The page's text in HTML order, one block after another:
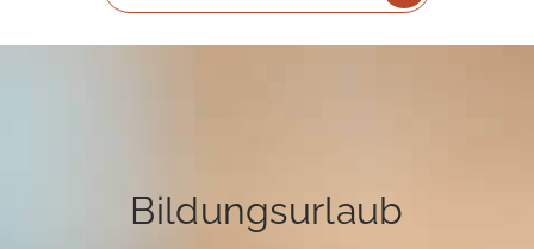
Bildungsurlaub